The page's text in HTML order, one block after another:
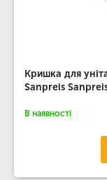
Кришка для
Sanpreis
В наявності